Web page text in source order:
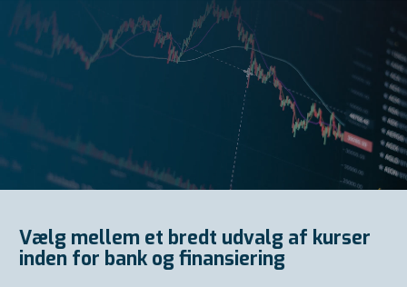
Vælg mellem et bredt udvalg af kurser
inden for bank og finansiering